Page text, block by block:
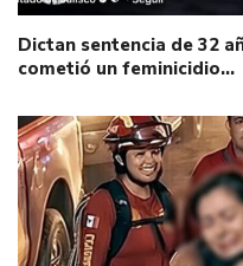
Dictan sentencia de 32
cometió un feminicidio…